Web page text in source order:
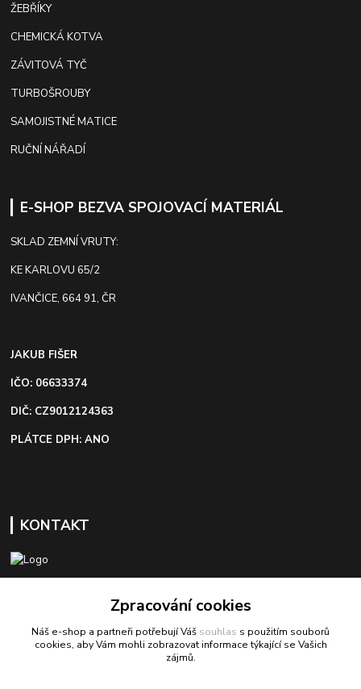
ŽEBŘÍKY
CHEMICKÁ KOTVA
ZÁVITOVÁ TYČ
TURBOŠROUBY
SAMOJISTNÉ MATICE
RUČNÍ NÁŘADÍ
E-SHOP BEZVA SPOJOVACÍ MATERIÁL
SKLAD ZEMNÍ VRUTY:
KE KARLOVU 65/2
IVANČICE, 664 91, ČR
JAKUB FIŠER
IČO: 06633374
DIČ: CZ9012124363
PLÁTCE DPH: ANO
KONTAKT
+420 603 418 822
odbyt@bezva-spojovacimaterial.cz
Zpracování cookies
Náš e-shop a partneři potřebují Váš souhlas s použitím souborů
cookies, aby Vám mohli zobrazovat informace týkající se Vašich
zájmů.